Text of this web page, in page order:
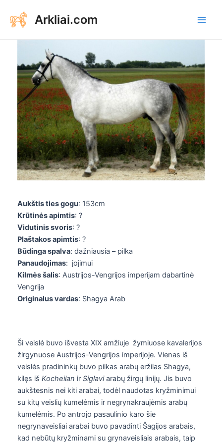
contenu
Arkliai.com
Aukštis ties gogu: 153cm
Krūtinės apimtis: ?
Vidutinis svoris: ?
Plaštakos apimtis: ?
Būdinga spalva: dažniausia – pilka
Panaudojimas: jojimui
Kilmės šalis: Austrijos-Vengrijos imperijam dabartinė
Vengrija
Originalus vardas: Shagya Arab
Ši veislė buvo išvesta XIX amžiuje žymiuose kavalerijos
žirgynuose Austrijos-Vengrijos imperijoje. Vienas iš
veislės pradininkų buvo pilkas arabų eržilas Shagya,
kilęs iš Kocheilan ir Siglaviarabų žirgų linijų. Jis buvo
aukštesnis nei kiti arabai, todėl naudotas kryžminimui
su kitų veislių kumelėmis ir negrynakraujėmis arabų
kumelėmis. Po antrojo pasaulinio karo šie
negrynaveisliai arabai buvo pavadinti Šagijos arabais,
kad nebūtų kryžminami su grynaveisliais arabais, taip